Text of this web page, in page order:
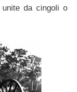
da cingoli o